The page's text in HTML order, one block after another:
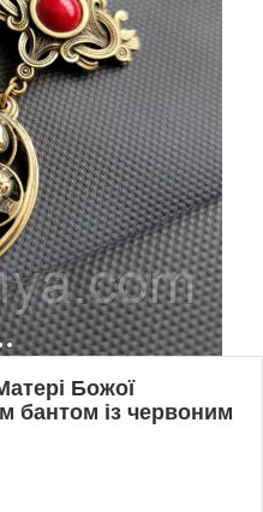
Божої
бантом із червоним